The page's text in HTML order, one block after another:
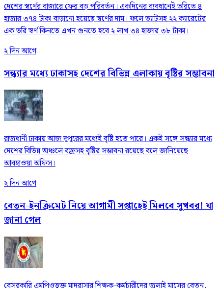
দেশের স্বর্ণের বাজারে ফের বড় পরিবর্তন। একদিনের ব্যবধানেই ভরিতে ৪
হাজার ৩৭৪ টাকা বাড়ানো হয়েছে স্বর্ণের দাম। ফলে ভ্যাটসহ ২২ ক্যারেটের
এক ভরি স্বর্ণ কিনতে এখন গুনতে হবে ২ লাখ ৩৪ হাজার ৩৮ টাকা।
২ দিন আগে
সন্ধ্যার মধ্যে ঢাকাসহ দেশের বিভিন্ন এলাকায় বৃষ্টির সম্ভাবনা
রাজধানী ঢাকায় আজ দুপুরের মধ্যেই বৃষ্টি হতে পারে। একই সঙ্গে সন্ধ্যার মধ্যে
দেশের বিভিন্ন অঞ্চলে বজ্রসহ বৃষ্টির সম্ভাবনা রয়েছে বলে জানিয়েছে
আবহাওয়া অফিস।
২ দিন আগে
বেতন-ইনক্রিমেট নিয়ে আগামী সপ্তাহেই মিলবে সুখবর! যা
জানা গেল